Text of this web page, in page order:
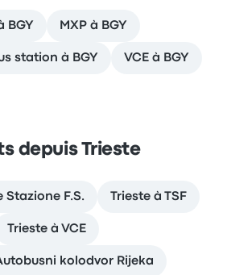
BGY MXP à BGY
station à BGY VCE à BGY
depuis Trieste
Stazione F.S. Trieste à TSF
Trieste à VCE
kolodvor Rijeka